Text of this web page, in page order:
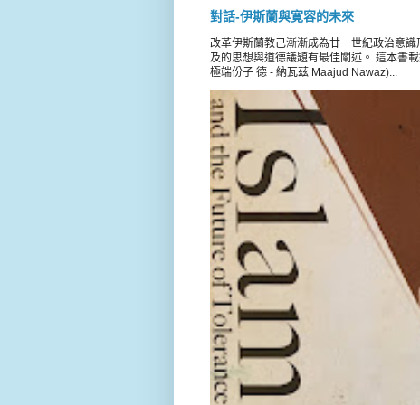
對話-伊斯蘭與寛容的未來
改革伊斯蘭教己漸漸成為廿一世紀政治意
及的思想與道德議題有最佳闡述。 這本書
極端份子 德 - 納瓦茲 Maajud Nawaz)...